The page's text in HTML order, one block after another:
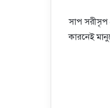
সাপ সরীসৃপ
কারনেই